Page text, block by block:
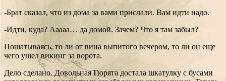
-Брат сказал, что из дома за вами прислали. Вам идти надо.
-Идти, куда? Ааааа… да домой. Зачем? Что я там забыл?
Пошатываясь, то ли от вина выпитого вечером, то ли он еще
чего ушел викинг за ворота.
Дело сделано. Довольная Гюрята достала шкатулку с бусами